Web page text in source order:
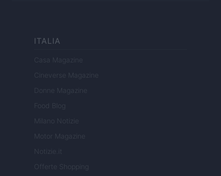
ITALIA
Casa Magazine
Cineverse Magazine
Donne Magazine
Food Blog
Milano Notizie
Motor Magazine
Notizie.it
Offerte Shopping